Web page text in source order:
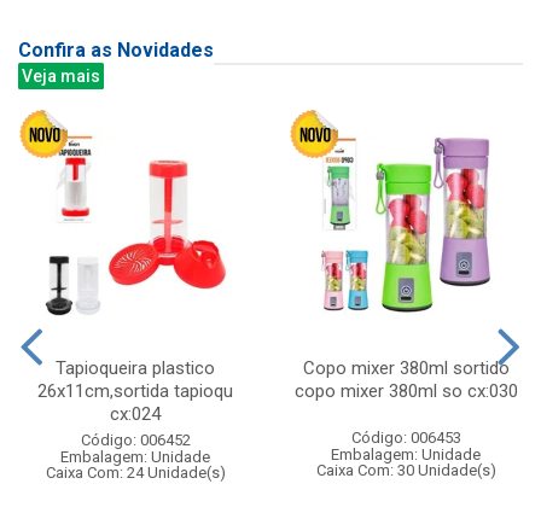
Confira as Novidades
Veja mais
Tapioqueira plastico
26x11cm,sortida tapioqu
cx:024
Código: 006452
Embalagem: Unidade
Caixa Com: 24 Unidade(s)
Copo mixer 380ml sortido
copo mixer 380ml so cx:030
Código: 006453
Embalagem: Unidade
Caixa Com: 30 Unidade(s)